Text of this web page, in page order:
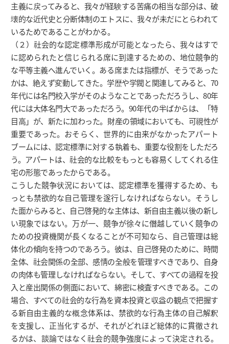
主義に戻ってみると、我々が経験する苦痛の相当な部分は、破
壊的な近代史と分断体制のエトスに、我々が未だにとらわれて
いるためであることがわかる。
（２）社会的な認定標準形成が可能となったら、我々はすで
に認められたと信じられる席に到達するための、地位競争的
な平等主義へ進んでいく。ある席または指標が、そうであった
かは、絶えず変動してきた。学歴や学閥と関連してみると、70
年代には名門校入学がそのようなことであっただろうし、80年
代には大体名門大であっただろう。90年代の半ばからは、「特
目高」が、新たに加わった。財産の領域においても、可視性が
重要であった。おそらく、世界的に由来がなかったアパート
ブームには、認定標準に対する執着も、重要な役割をしただろ
う。アパートは、社会的な比較をもっとも容易くしてくれる住
宅の形態であったからである。
こうした競争状況においては、認定標準を獲得するため、も
っとも禁欲的な自己管理を遂行しなければならない。そうし
た面からみると、自己啓発的な主体は、新自由主義以後の新し
い現象ではない。万が一、競争が徐々に僭越していく競争の
ための投資機関が長くなることが不可知なら、自己管理は総
体化の傾向を持つのであろう。彼は、自己啓発のために、時間
全体、社会関係の全部、感情の全般を管理すべきであり、自身
の肉体も管理しなければならない。そして、すべての過程を投
入と産出関係の側面において、綿密に検査すべきである。この
場合、すべての社会的な行為を資本投資と収益の観点で把握す
る新自由主義的な概念体系は、禁欲的な行為主体の自己解釈
を支援し、正当化するが、それがどれほど総体的に貫徹され
るかは、談論ではなく社会的競争強度によって決定される。